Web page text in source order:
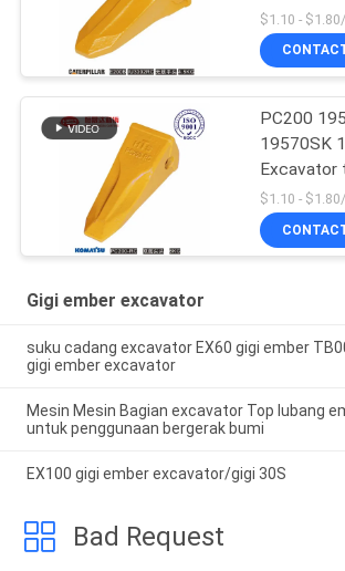
Produksi
PC200
19570SK
Excavator
Bucket
Komatsu
Gigi ember excavator
suku cadang excavator EX60 gigi ember
gigi ember excavator
Mesin Mesin Bagian excavator Top lubang
untuk penggunaan bergerak bumi
EX100 gigi ember excavator/gigi 30S
Bad Request